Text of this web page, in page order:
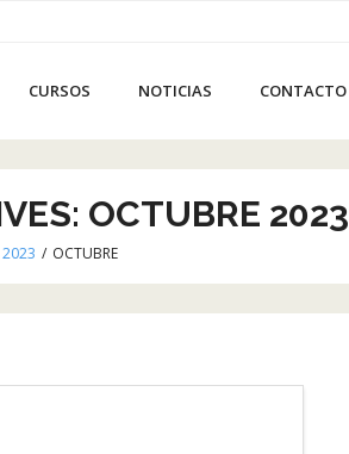
CURSOS NOTICIAS CONTACTO
OCTUBRE 2023
2023 / OCTUBRE